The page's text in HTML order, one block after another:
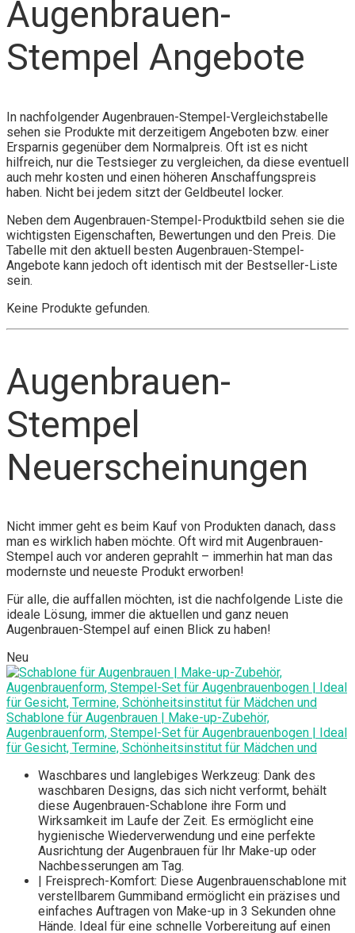
Augenbrauen-
Stempel Angebote
In nachfolgender Augenbrauen-Stempel-Vergleichstabelle
sehen sie Produkte mit derzeitigem Angeboten bzw. einer
Ersparnis gegenüber dem Normalpreis. Oft ist es nicht
hilfreich, nur die Testsieger zu vergleichen, da diese eventuell
auch mehr kosten und einen höheren Anschaffungspreis
haben. Nicht bei jedem sitzt der Geldbeutel locker.
Neben dem Augenbrauen-Stempel-Produktbild sehen sie die
wichtigsten Eigenschaften, Bewertungen und den Preis. Die
Tabelle mit den aktuell besten Augenbrauen-Stempel-
Angebote kann jedoch oft identisch mit der Bestseller-Liste
sein.
Keine Produkte gefunden.
Augenbrauen-
Stempel
Neuerscheinungen
Nicht immer geht es beim Kauf von Produkten danach, dass
man es wirklich haben möchte. Oft wird mit Augenbrauen-
Stempel auch vor anderen geprahlt – immerhin hat man das
modernste und neueste Produkt erworben!
Für alle, die auffallen möchten, ist die nachfolgende Liste die
ideale Lösung, immer die aktuellen und ganz neuen
Augenbrauen-Stempel auf einen Blick zu haben!
Neu
Schablone für Augenbrauen | Make-up-Zubehör,
Augenbrauenform, Stempel-Set für Augenbrauenbogen | Ideal
für Gesicht, Termine, Schönheitsinstitut für Mädchen und
Waschbares und langlebiges Werkzeug: Dank des
waschbaren Designs, das sich nicht verformt, behält
diese Augenbrauen-Schablone ihre Form und
Wirksamkeit im Laufe der Zeit. Es ermöglicht eine
hygienische Wiederverwendung und eine perfekte
Ausrichtung der Augenbrauen für Ihr Make-up oder
Nachbesserungen am Tag.
| Freisprech-Komfort: Diese Augenbrauenschablone mit
verstellbarem Gummiband ermöglicht ein präzises und
einfaches Auftragen von Make-up in 3 Sekunden ohne
Hände. Ideal für eine schnelle Vorbereitung auf einen